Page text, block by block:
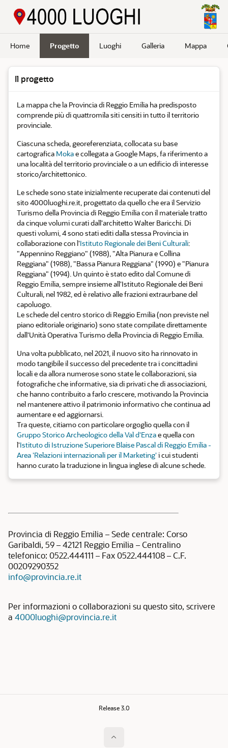
Home Progetto Luoghi Galleria Mappa
Il progetto
La mappa che la Provincia di Reggio Emilia ha predisposto
comprende più di quattromila siti censiti in tutto il territorio
provinciale.
Ciascuna scheda, georeferenziata, collocata su base
cartografica Mokae collegata a Google Maps, fa riferimento a
una località del territorio provinciale o a un edificio di interesse
storico/architettonico.
Le schede sono state inizialmente recuperate dai contenuti del
sito 4000luoghi.re.it, progettato da quello che era il Servizio
Turismo della Provincia di Reggio Emilia con il materiale tratto
da cinque volumi curati dall'architetto Walter Baricchi. Di
questi volumi, 4 sono stati editi dalla stessa Provincia in
collaborazione con l'Istituto Regionale dei Beni Culturali:
"Appennino Reggiano" (1988), "Alta Pianura e Collina
Reggiana" (1988), "Bassa Pianura Reggiana" (1990) e "Pianura
Reggiana" (1994). Un quinto è stato edito dal Comune di
Reggio Emilia, sempre insieme all'Istituto Regionale dei Beni
Culturali, nel 1982, ed è relativo alle frazioni extraurbane del
capoluogo.
Le schede del centro storico di Reggio Emilia (non previste nel
piano editoriale originario) sono state compilate direttamente
dall'Unità Operativa Turismo della Provincia di Reggio Emilia.
Una volta pubblicato, nel 2021, il nuovo sito ha rinnovato in
modo tangibile il successo del precedente tra i concittadini
locali e da allora numerose sono state le collaborazioni, sia
fotografiche che informative, sia di privati che di associazioni,
che hanno contribuito a farlo crescere, motivando la Provincia
nel mantenere attivo il patrimonio informativo che continua ad
aumentare e ed aggiornarsi.
Tra queste, citiamo con particolare orgoglio quella con il
Gruppo Storico Archeologico della Val d'Enzae quella con
l'Istituto di Istruzione Superiore Blaise Pascal di Reggio Emilia -
Area 'Relazioni internazionali per il Marketing'i cui studenti
hanno curato la traduzione in lingua inglese di alcune schede.
Provincia di Reggio Emilia – Sede centrale: Corso
Garibaldi, 59 – 42121 Reggio Emilia – Centralino
telefonico: 0522.444111 – Fax 0522.444108 – C.F.
00209290352
info@provincia.re.it
Per informazioni o collaborazioni su questo sito, scrivere
a 4000luoghi@provincia.re.it
Release 3.0